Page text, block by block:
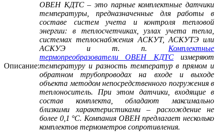
Описание:
ОВЕН КДТС – это парные комплектные датчики
температуры, предназначенные для работы в
составе систем учета и контроля тепловой
энергии: в теплосчетчиках, узлах учета тепла,
системах теплоснабжения АСКУТ, АСКУТЭ или
АСКУЭ и т. п. Комплектные
термопреобразователи ОВЕН КДТСизмеряют
температуру и разность температур в прямом и
обратном трубопроводах на входе и выходе
объекта методом непосредственного погружения в
теплоноситель. При этом датчики, входящие в
состав комплекта, обладают максимально
близкими характеристиками – расхождение не
более 0,1 °C. Компания ОВЕН предлагает несколько
комплектов термометров сопротивления.